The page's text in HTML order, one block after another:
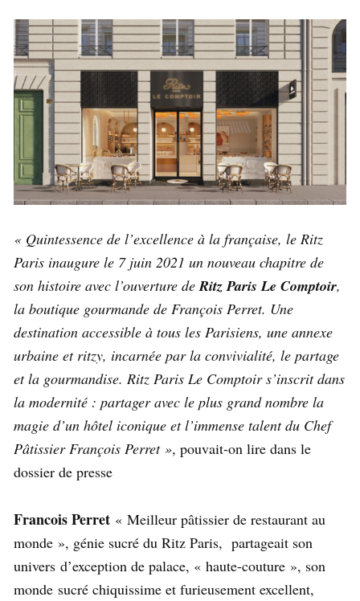
« Quintessence de l’excellence à la française, le Ritz
Paris inaugure le 7 juin 2021 un nouveau chapitre de
son histoire avec l’ouverture deRitz Paris Le Comptoir,
la boutique gourmande de François Perret. Une
destination accessible à tous les Parisiens, une annexe
urbaine et ritzy, incarnée par la convivialité, le partage
et la gourmandise. Ritz Paris Le Comptoir s’inscrit dans
la modernité : partager avec le plus grand nombre la
magie d’un hôtel iconique et l’immense talent du Chef
Pâtissier François Perret », pouvait-on lire dans le
dossier de presse
Francois Perret « Meilleur pâtissier de restaurant au
monde », génie sucré du Ritz Paris, partageait son
univers d’exception de palace, « haute-couture », son
monde sucré chiquissime et furieusement excellent,